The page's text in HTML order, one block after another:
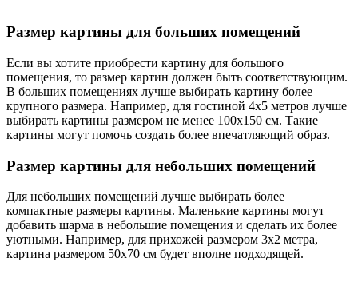
Размер картины для больших помещений
Если вы хотите приобрести картину для большого
помещения, то размер картин должен быть соответствующим.
В больших помещениях лучше выбирать картину более
крупного размера. Например, для гостиной 4х5 метров лучше
выбирать картины размером не менее 100х150 см. Такие
картины могут помочь создать более впечатляющий образ.
Размер картины для небольших помещений
Для небольших помещений лучше выбирать более
компактные размеры картины. Маленькие картины могут
добавить шарма в небольшие помещения и сделать их более
уютными. Например, для прихожей размером 3х2 метра,
картина размером 50х70 см будет вполне подходящей.